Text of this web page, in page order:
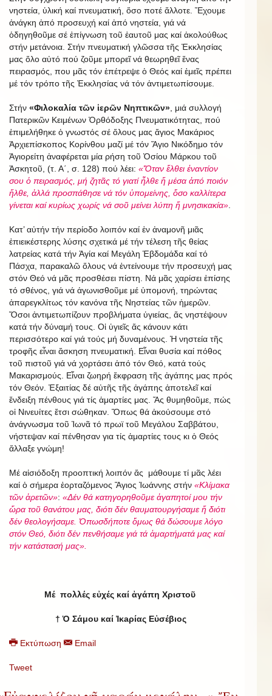
νηστεία, ὑλική καί πνευματική, ὅσο ποτέ ἄλλοτε. Ἔχουμε
ἀνάγκη ἀπό προσευχή καί ἀπό νηστεία, γιά νά
ὁδηγηθοῦμε σέ ἐπίγνωση τοῦ ἑαυτοῦ μας καί ἀκολούθως
στήν μετάνοια. Στήν πνευματική γλῶσσα τῆς Ἐκκλησίας
μας ὅλο αὐτό πού ζοῦμε μπορεῖ νά θεωρηθεῖ ἕνας
πειρασμός, που μᾶς τόν ἐπέτρεψε ὁ Θεός καί ἐμεῖς πρέπει
μέ τόν τρόπο τῆς Ἐκκλησίας νά τόν ἀντιμετωπίσουμε.
Στήν «Φιλοκαλία τῶν ἱερῶν Νηπτικῶν» , μιά συλλογή
Πατερικῶν Κειμένων Ὀρθόδοξης Πνευματικότητας, πού
ἐπιμελήθηκε ὁ γνωστός σέ ὅλους μας ἅγιος Μακάριος
Ἀρχιεπίσκοπος Κορίνθου μαζί μέ τόν Ἅγιο Νικόδημο τόν
Ἁγιορείτη ἀναφέρεται μία ρήση τοῦ Ὁσίου Μάρκου τοῦ
Ἀσκητοῦ, (τ. Α΄, σ. 128) πού λέει: «Ὅταν ἔλθει ἐναντίον
σου ὁ πειρασμός, μή ζητᾶς τό γιατί ἦλθε ἤ μέσα ἀπό ποιόν
ἤλθε, ἀλλά προσπάθησε νά τόν ὑπομείνης, ὅσο καλλίτερα
γίνεται καί κυρίως χωρίς νά σοῦ μείνει λύπη ἤ μνησικακία»
Κατ’ αὐτήν τήν περίοδο λοιπόν καί ἐν ἀναμονῆ μιᾶς
ἐπιεικέστερης λύσης σχετικά μέ τήν τέλεση τῆς θείας
λατρείας κατά τήν Ἁγία καί Μεγάλη Ἑβδομάδα καί τό
Πάσχα, παρακαλῶ ὅλους νά ἐντείνουμε τήν προσευχή μας
στόν Θεό νά μᾶς προσθέσει πίστη. Νά μᾶς χαρίσει ἐπίσης
τό σθένος, γιά νά ἀγωνισθοῦμε μέ ὑπομονή, τηρώντας
ἀπαρεγκλίτως τόν κανόνα τῆς Νηστείας τῶν ἡμερῶν.
Ὅσοι ἀντιμετωπίζουν προβλήματα ὑγιείας, ἄς νηστέψουν
κατά τήν δύναμή τους. Οἱ ὑγιεῖς ἄς κάνουν κάτι
περισσότερο καί γιά τούς μή δυναμένους. Ἡ νηστεία τῆς
τροφῆς εἶναι ἄσκηση πνευματική. Εἶναι θυσία καί πόθος
τοῦ πιστοῦ γιά νά χορτάσει ἀπό τόν Θεό, κατά τούς
Μακαρισμούς. Εἶναι ζωηρή ἔκφραση τῆς ἀγάπης μας πρός
τόν Θεόν. Ἐξαιτίας δέ αὐτῆς τῆς ἀγάπης ἀποτελεῖ καί
ἔνδειξη πένθους γιά τίς ἁμαρτίες μας. Ἄς θυμηθοῦμε, πώς
οἱ Νινευίτες ἔτσι σώθηκαν. Ὅπως θά ἀκούσουμε στό
ἀνάγνωσμα τοῦ Ἰωνᾶ τό πρωϊ τοῦ Μεγάλου Σαββάτου,
νήστεψαν καί πένθησαν για τίς ἁμαρτίες τους κι ὁ Θεός
ἄλλαξε γνώμη!
Μέ αἰσιόδοξη προοπτική λοιπόν ἄς μάθουμε τί μᾶς λέει
καί ὁ σήμερα ἑορταζόμενος Ἅγιος Ἰωάννης στήν «Κλίμακα
τῶν ἀρετῶν»: «Δέν θά κατηγορηθοῦμε ἀγαπητοί μου τήν
ὥρα τοῦ θανάτου μας, διότι δέν θαυματουργήσαμε ἤ διότι
δέν θεολογήσαμε. Ὁπωσδήποτε ὅμως θά δώσουμε λόγο
στόν Θεό, διότι δέν πενθήσαμε γιά τά ἁμαρτήματά μας καί
τήν κατάστασή μας».
Μέ πολλές εὐχές καί ἀγάπη Χριστοῦ
†Ὁ Σάμου καί Ἰκaρίας Εὐσέβιος
Εκτύπωση Email
Tweet